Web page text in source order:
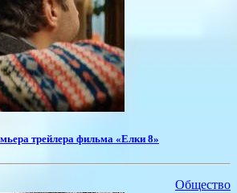
трейлера фильма «Елки 8»
Общество